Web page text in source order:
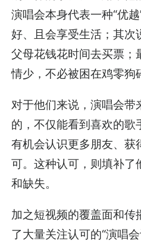
演唱会本身代表一种“优
好、且会享受生活；其次
父母花钱花时间去买票；
情少，不必被困在鸡零狗
对于他们来说，演唱会带
的，不仅能看到喜欢的歌
有机会认识更多朋友、获
可。这种认可，则填补了
和缺失。
加之短视频的覆盖面和
了大量关注认可的“演唱